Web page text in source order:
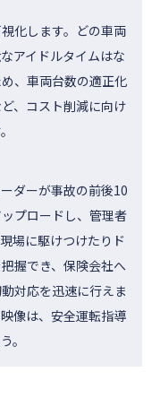
化します。どの車両
アイドルタイムはな
、車両台数の適正化
、コスト削減に向け
ダーが事故の前後10
プロードし、管理者
場に駆けつけたりド
握でき、保険会社へ
対応を迅速に行えま
像は、安全運転指導
。